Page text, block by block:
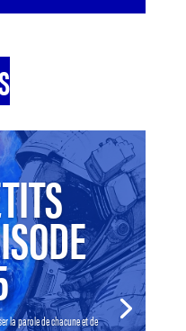
la parole de chacune et de